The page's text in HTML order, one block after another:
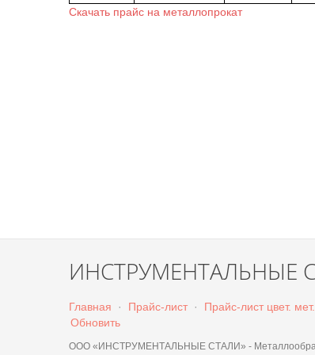
Скачать прайс на металлопрокат
ИНСТРУМЕНТАЛЬНЫЕ
Главная · Прайс-лист · Прайс-лист цвет. мет.
Обновить
ООО «ИНСТРУМЕНТАЛЬНЫЕ СТАЛИ» -